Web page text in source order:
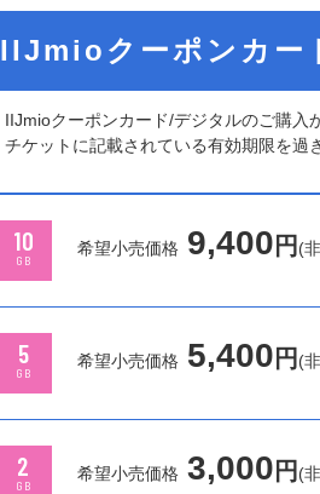
IIJmioクーポンカー
IIJmioクーポンカード/デジタルのご購入
チケットに記載されている有効期限を過
10
GB
希望小売価格 9,400 円 (
5
GB
希望小売価格 5,400 円 (
2
GB
希望小売価格 3,000 円 (